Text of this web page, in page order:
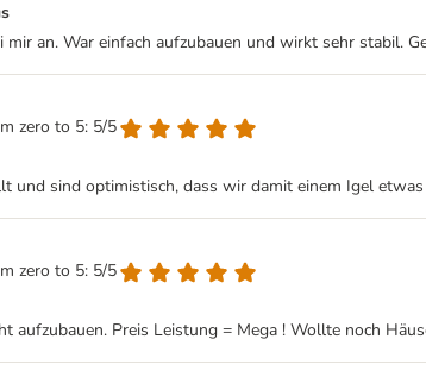
mir an. War einfach aufzubauen und wirkt sehr stabil.
zero to 5: 5/5
und sind optimistisch, dass wir damit einem Igel
zero to 5: 5/5
aufzubauen. Preis Leistung = Mega ! Wollte noch